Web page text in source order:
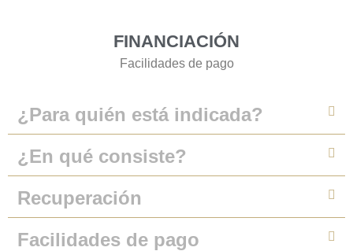
FINANCIACIÓN
Facilidades de pago
¿Para quién está indicada?
¿En qué consiste?
Recuperación
Facilidades de pago